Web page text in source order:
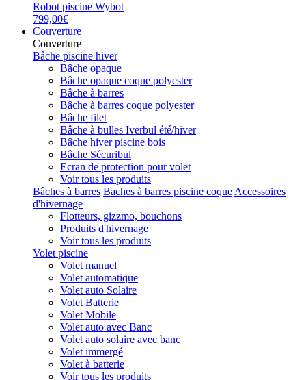
Robot piscine Wybot
799,00€
Couverture
Couverture
Bâche piscine hiver
Bâche opaque
Bâche opaque coque polyester
Bâche à barres
Bâche à barres coque polyester
Bâche filet
Bâche à bulles Iverbul été/hiver
Bâche hiver piscine bois
Bâche Sécuribul
Ecran de protection pour volet
Voir tous les produits
Bâches à barres Baches à barres piscine coque Accessoires
d'hivernage
Flotteurs, gizzmo, bouchons
Produits d'hivernage
Voir tous les produits
Volet piscine
Volet manuel
Volet automatique
Volet auto Solaire
Volet Batterie
Volet Mobile
Volet auto avec Banc
Volet auto solaire avec banc
Volet immergé
Volet à batterie
Voir tous les produits